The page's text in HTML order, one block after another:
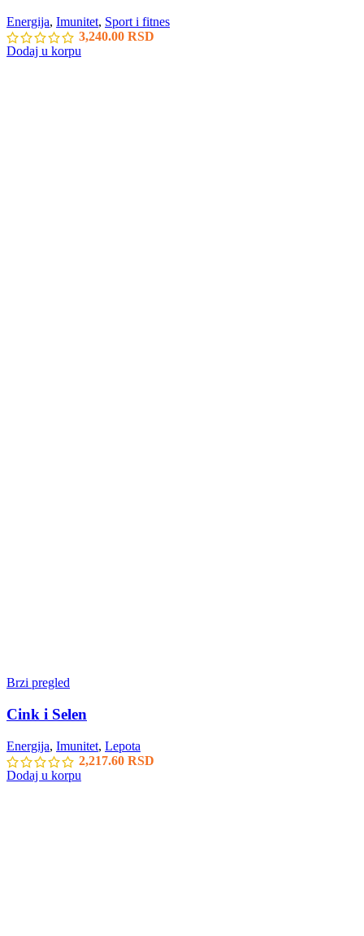
Energija, Imunitet, Sport i fitnes
3,240.00 RSD
Dodaj u korpu
Brzi pregled
Cink i Selen
Energija, Imunitet, Lepota
2,217.60 RSD
Dodaj u korpu